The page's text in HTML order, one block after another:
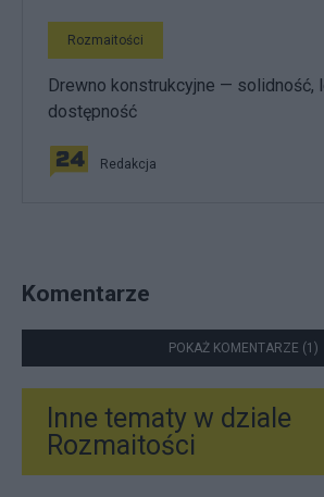
Rozmaitości
Drewno konstrukcyjne — solidność,
dostępność
Redakcja
Komentarze
POKAŻ KOMENTARZE (1)
Inne tematy w dziale
Rozmaitości